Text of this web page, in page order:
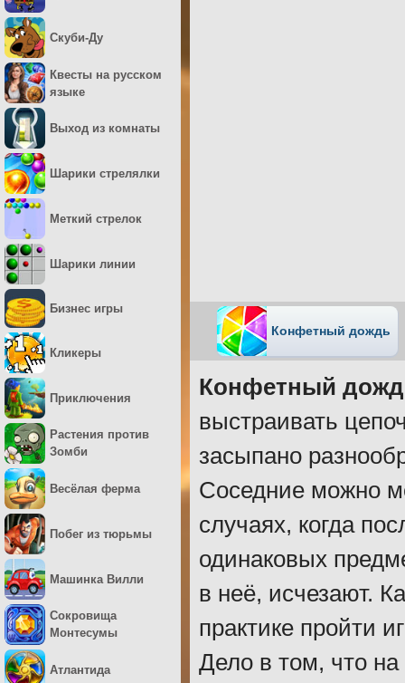
Конфетный дождь
Конфетный
выстраивать
засыпано
Соседние можно
случаях, когда
одинаковых
в неё, исчезают.
практике пройти
Дело в том, что на
Скуби-Ду
Квесты на русском
языке
Выход из комнаты
Шарики стрелялки
Меткий стрелок
Шарики линии
Бизнес игры
Кликеры
Приключения
Растения против
Зомби
Весёлая ферма
Побег из тюрьмы
Машинка Вилли
Сокровища
Монтесумы
Атлантида